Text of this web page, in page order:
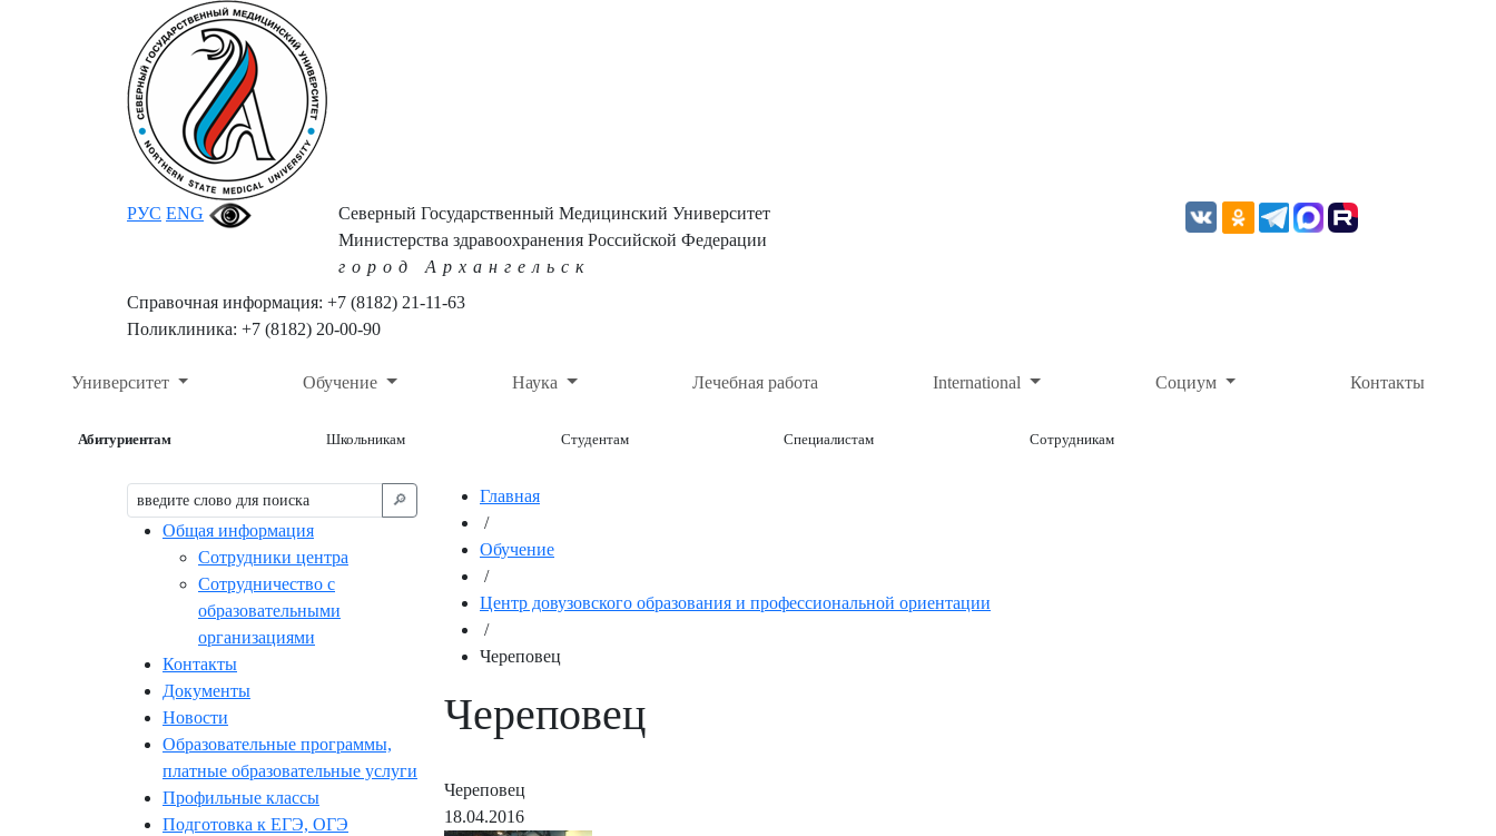
РУС ENG
Северный Государственный Медицинский Университет
Министерства здравоохранения Российской Федерации
город Архангельск
Справочная информация: +7 (8182) 21-11-63
Поликлиника: +7 (8182) 20-00-90
Университет Обучение Наука Лечебная работа International Социум Контакты
Абитуриентам Школьникам Студентам Специалистам Сотрудникам
🔎︎
Общая информация
Сотрудники центра
Сотрудничество с
образовательными
организациями
Контакты
Документы
Новости
Образовательные программы,
платные образовательные услуги
Профильные классы
Подготовка к ЕГЭ, ОГЭ
Главная
/
Обучение
/
Центр довузовского образования и профессиональной ориентации
/
Череповец
Череповец
Череповец
18.04.2016